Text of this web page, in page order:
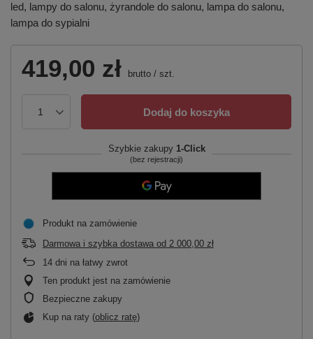
led, lampy do salonu, żyrandole do salonu, lampa do salonu,
lampa do sypialni
419,00 zł brutto / szt.
Dodaj do koszyka
Szybkie zakupy 1-Click
(bez rejestracji)
Produkt na zamówienie
Darmowa i szybka dostawa od 2 000,00 zł
14 dni na łatwy zwrot
Ten produkt jest na zamówienie
Bezpieczne zakupy
Kup na raty (oblicz ratę)